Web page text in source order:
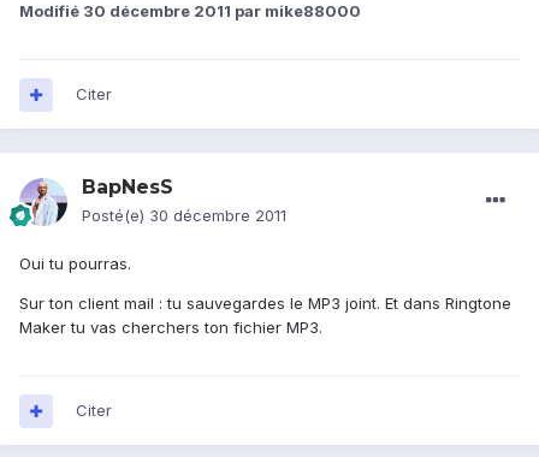
Modifié 30 décembre 2011 par mike88000
Citer
BapNesS
Posté(e) 30 décembre 2011
Oui tu pourras.
Sur ton client mail : tu sauvegardes le MP3 joint. Et dans Ringtone
Maker tu vas cherchers ton fichier MP3.
Citer